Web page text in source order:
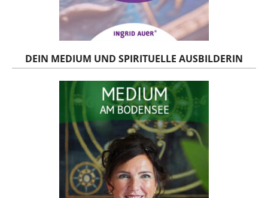
DEIN MEDIUM UND SPIRITUELLE AUSBILDERIN